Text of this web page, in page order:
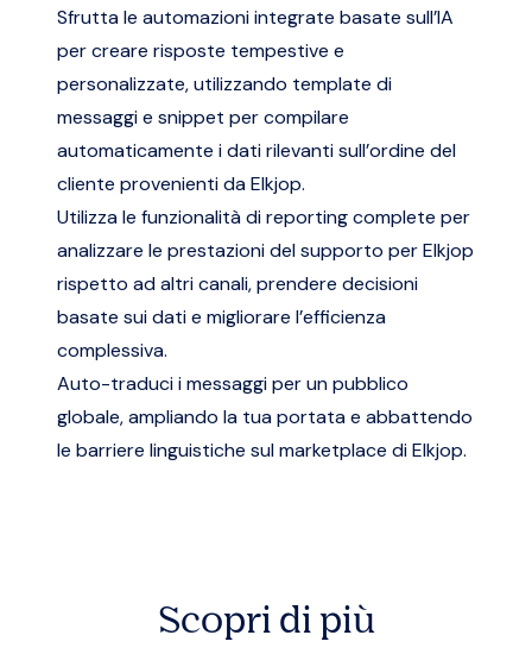
Sfrutta le automazioni integrate basate sull’IA
per creare risposte tempestive e
personalizzate, utilizzando template di
messaggi e snippet per compilare
automaticamente i dati rilevanti sull’ordine del
cliente provenienti da Elkjop.
Utilizza le funzionalità di reporting complete per
analizzare le prestazioni del supporto per Elkjop
rispetto ad altri canali, prendere decisioni
basate sui dati e migliorare l’efficienza
complessiva.
Auto-traduci i messaggi per un pubblico
globale, ampliando la tua portata e abbattendo
le barriere linguistiche sul marketplace di Elkjop.
Scopri di più